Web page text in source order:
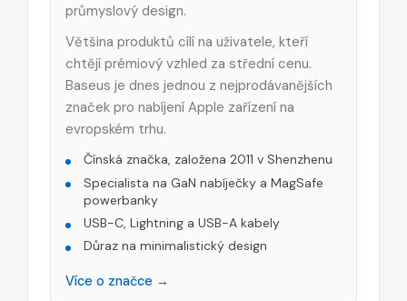
průmyslový design.
Většina produktů cílí na uživatele, kteří
chtějí prémiový vzhled za střední cenu.
Baseus je dnes jednou z nejprodávanějších
značek pro nabíjení Apple zařízení na
evropském trhu.
Čínská značka, založena 2011 v Shenzhenu
Specialista na GaN nabíječky a MagSafe
powerbanky
USB-C, Lightning a USB-A kabely
Důraz na minimalistický design
Více o značce →